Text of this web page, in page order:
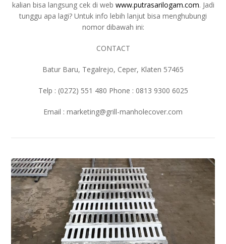
kalian bisa langsung cek di web www.putrasarilogam.com. Jadi
tunggu apa lagi? Untuk info lebih lanjut bisa menghubungi
nomor dibawah ini:
CONTACT
Batur Baru, Tegalrejo, Ceper, Klaten 57465
Telp : (0272) 551 480 Phone : 0813 9300 6025
Email : marketing@grill-manholecover.com